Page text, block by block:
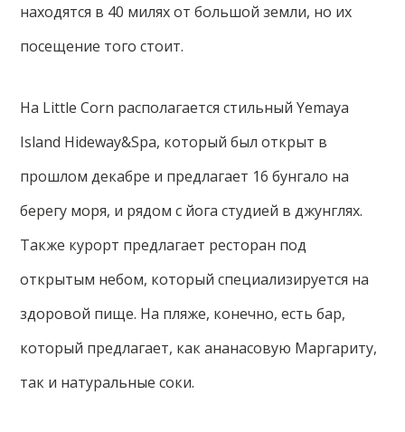
находятся в 40 милях от большой земли, но их
посещение того стоит.
На Little Corn располагается стильный Yemaya
Island Hideway&Spa, который был открыт в
прошлом декабре и предлагает 16 бунгало на
берегу моря, и рядом с йога студией в джунглях.
Также курорт предлагает ресторан под
открытым небом, который специализируется на
здоровой пище. На пляже, конечно, есть бар,
который предлагает, как ананасовую Маргариту,
так и натуральные соки.